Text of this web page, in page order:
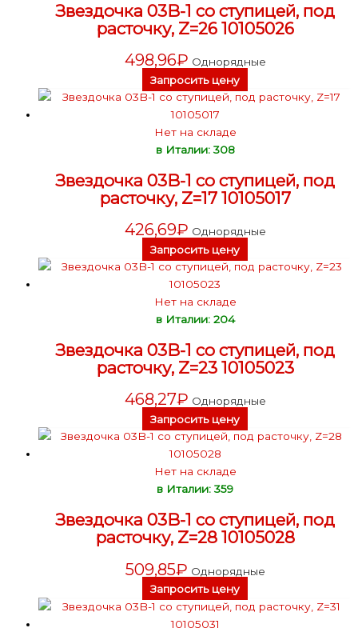
Звездочка 03B-1 со ступицей, под
расточку, Z=26 10105026
498,96₽ Однорядные
Запросить цену
Нет на складе
в Италии: 308
Звездочка 03B-1 со ступицей, под
расточку, Z=17 10105017
426,69₽ Однорядные
Запросить цену
Нет на складе
в Италии: 204
Звездочка 03B-1 со ступицей, под
расточку, Z=23 10105023
468,27₽ Однорядные
Запросить цену
Нет на складе
в Италии: 359
Звездочка 03B-1 со ступицей, под
расточку, Z=28 10105028
509,85₽ Однорядные
Запросить цену